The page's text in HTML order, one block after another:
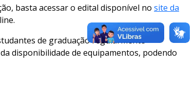
basta acessar o edital disponível no site da
de graduação regularmente
disponibilidade de equipamentos, podendo